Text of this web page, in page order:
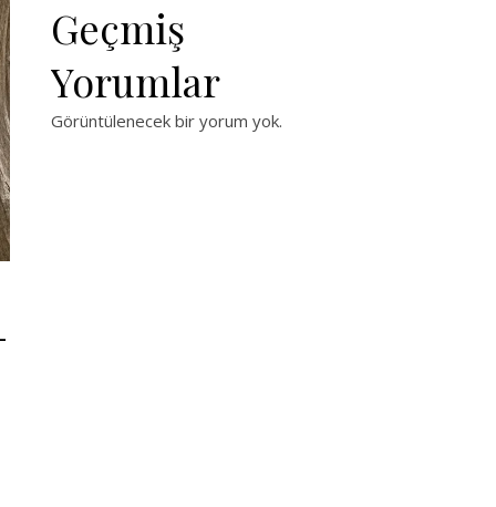
Geçmiş
Yorumlar
Görüntülenecek bir yorum yok.